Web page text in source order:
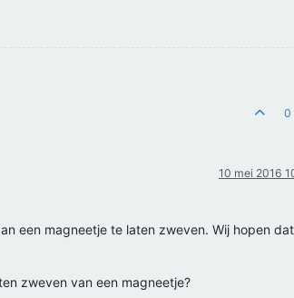
0
10 mei 2016
een magneetje te laten zweven. Wij hopen
zweven van een magneetje?